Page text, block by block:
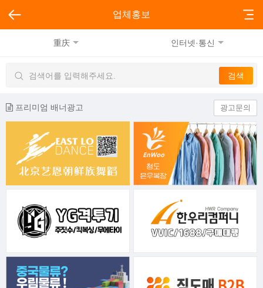
업체홍보
重庆 인터넷·통신
프리미엄 배너광고 광고문의